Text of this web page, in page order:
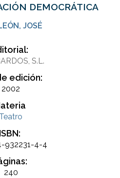
DEMOCRÁTICA
JOSÉ
S.L.
edición:
2002
Teatro
ISBN:
932231-4-4
240